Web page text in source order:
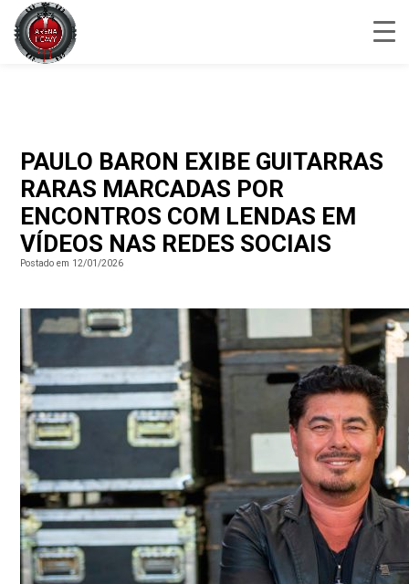
PAULO BARON EXIBE GUITARRAS
RARAS MARCADAS POR
ENCONTROS COM LENDAS EM
VÍDEOS NAS REDES SOCIAIS
Postado em 12/01/2026